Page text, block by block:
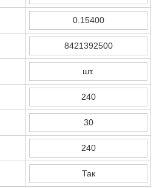
0.15400
8421392500
шт.
240
30
240
Так